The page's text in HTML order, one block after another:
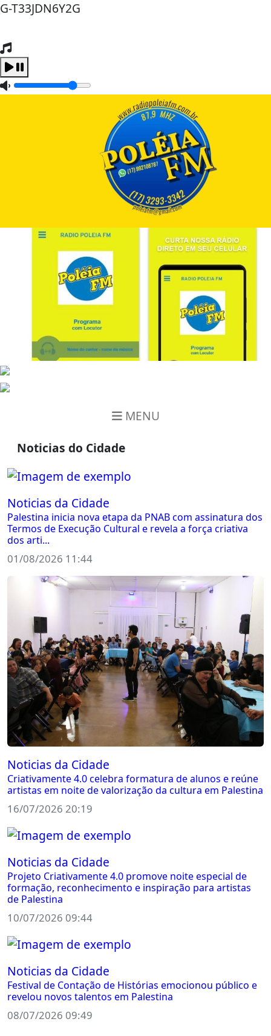
G-T33JDN6Y2G
MENU
Noticias do Cidade
Noticias da Cidade
Palestina inicia nova etapa da PNAB com assinatura dos
Termos de Execução Cultural e revela a força criativa
dos arti...
01/08/2026 11:44
Noticias da Cidade
Criativamente 4.0 celebra formatura de alunos e reúne
artistas em noite de valorização da cultura em Palestina
16/07/2026 20:19
Noticias da Cidade
Projeto Criativamente 4.0 promove noite especial de
formação, reconhecimento e inspiração para artistas
de Palestina
10/07/2026 09:44
Noticias da Cidade
Festival de Contação de Histórias emocionou público e
revelou novos talentos em Palestina
08/07/2026 09:49